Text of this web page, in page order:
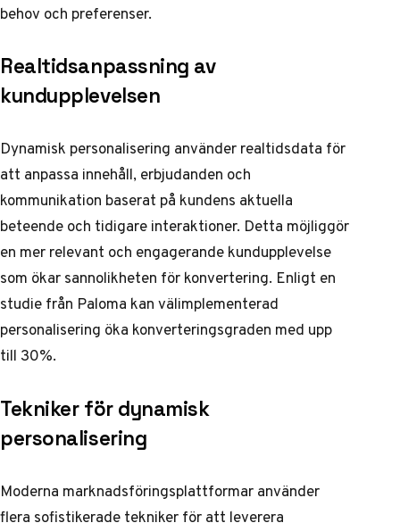
behov och preferenser.
Realtidsanpassning av
kundupplevelsen
Dynamisk personalisering använder realtidsdata för
att anpassa innehåll, erbjudanden och
kommunikation baserat på kundens aktuella
beteende och tidigare interaktioner. Detta möjliggör
en mer relevant och engagerande kundupplevelse
som ökar sannolikheten för konvertering. Enligt en
studie från Paloma kan välimplementerad
personalisering öka konverteringsgraden med upp
till 30%.
Tekniker för dynamisk
personalisering
Moderna marknadsföringsplattformar använder
flera sofistikerade tekniker för att leverera